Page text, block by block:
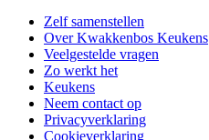
Zelf samenstellen
Over Kwakkenbos Keukens
Veelgestelde vragen
Zo werkt het
Keukens
Neem contact op
Privacyverklaring
Cookieverklaring